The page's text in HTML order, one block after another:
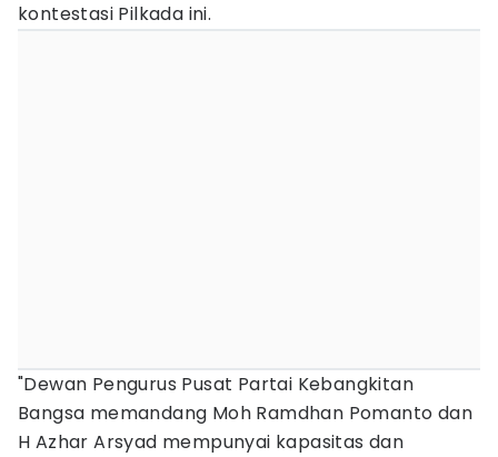
kontestasi Pilkada ini.
"Dewan Pengurus Pusat Partai Kebangkitan
Bangsa memandang Moh Ramdhan Pomanto dan
H Azhar Arsyad mempunyai kapasitas dan